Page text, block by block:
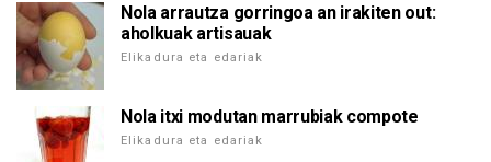
Nola arrautza gorringoa an irakiten out:
aholkuak artisauak
Elikadura eta edariak
Nola itxi modutan marrubiak compote
Elikadura eta edariak